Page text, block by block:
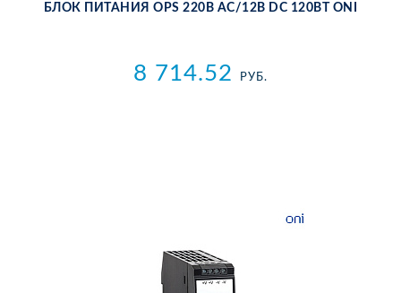
БЛОК ПИ­ТА­НИЯ OPS 220В AC/12В DC 120ВТ ONI
8 714.52 РУБ.